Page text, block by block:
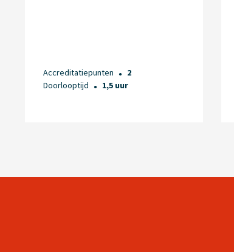
Accreditatiepunten ●
2
Doorlooptijd
● 1,5 uur